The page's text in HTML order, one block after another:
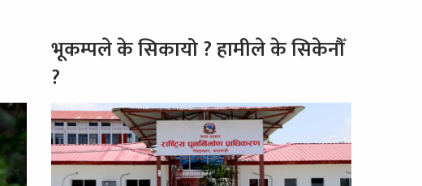
भूकम्पले के सिकायो ? हामीले के सिकेनौँ
?